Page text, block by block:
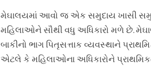
મેઘાલયમાં આવો જ એક સમુદાય ખાસી
મહિલાઓને સૌથી વધુ અધિકારો મળે છે.
બાકીનો ભાગ પિતૃસત્તાક વ્યવસ્થાને
એટલે કે મહિલાઓના અધિકારોને